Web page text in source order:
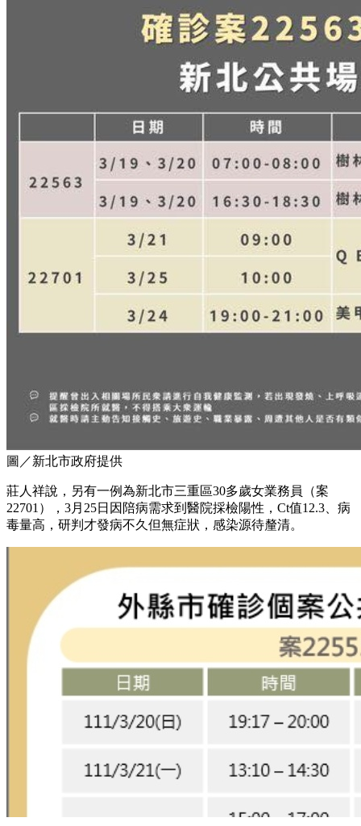
圖／新北市政府提供
莊人祥說，另有一例為新北市三重區30多歲女業務員（案
22701），3月25日因陪病需求到醫院採檢陽性，Ct值12.3、病
毒量高，研判才發病不久但無症狀，感染源待釐清。